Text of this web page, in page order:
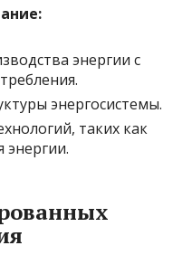
энергии с
энергосистемы.
таких как
энергии.